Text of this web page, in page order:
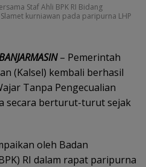
Staf Ahli BPK RI Bidang
kurniawan pada paripurna LHP
– Pemerintah
(Kalsel) kembali berhasil
Tanpa Pengecualian
secara berturut-turut sejak
oleh Badan
RI dalam rapat paripurna